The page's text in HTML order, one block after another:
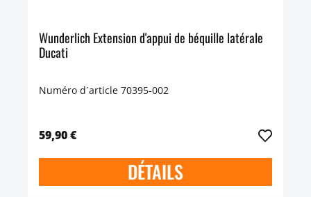
Wunderlich Extension d'appui de béquille latérale
Ducati
Numéro d´article 70395-002
59,90 €
DÉTAILS